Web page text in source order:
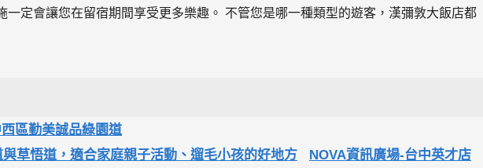
一定會讓您在留宿期間享受更多樂趣。 不管您是哪一種類型的遊客，漢彌敦大飯店都
區勤美誠品綠園道
草悟道，適合家庭親子活動、遛毛小孩的好地方
NOVA資訊廣場-台中英才店